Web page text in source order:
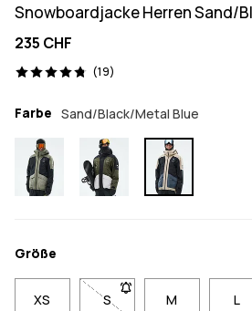
Snowboardjacke Herren Sand/
235 CHF
(19)
19 Reviews, 4.8/5
Farbe Sand/Black/Metal Blue
Größe
XS S- Größe S nicht
M L